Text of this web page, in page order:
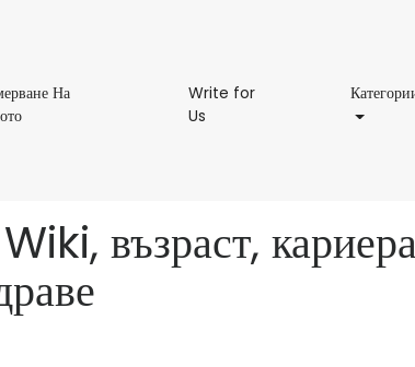
На
Измерване
Write for
Us
възраст,